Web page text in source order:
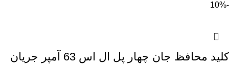
-10%
کلید محافظ جان چهار پل ال اس 63 آمپر جریان